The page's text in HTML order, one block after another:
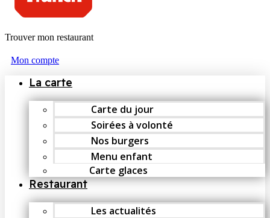
Trouver mon restaurant
Mon compte
La carte
Carte du jour
Soirées à volonté
Nos burgers
Menu enfant
Carte glaces
Restaurant
Les actualités